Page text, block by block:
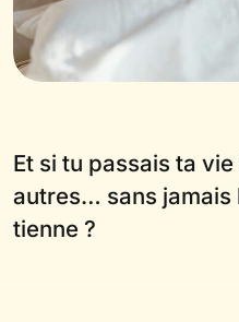
Et si tu passais ta
autres… sans jamais
tienne ?